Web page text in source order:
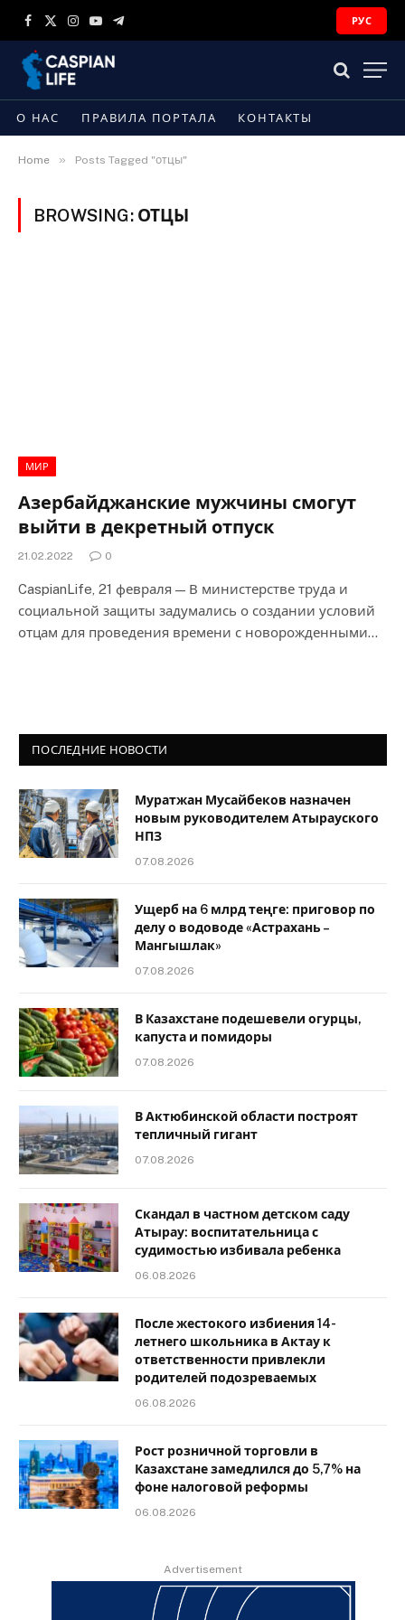
Facebook
X
Instagram
YouTubeTelegram
РУС
О НАС ПРАВИЛА ПОРТАЛА КОНТАКТЫ
Home » Posts Tagged "отцы"
BROWSING: ОТЦЫ
МИР
Азербайджанские мужчины смогут
выйти в декретный отпуск
21.02.2022 0
CaspianLife, 21 февраля — В министерстве труда и
социальной защиты задумались о создании условий
отцам для проведения времени с новорожденными…
ПОСЛЕДНИЕ НОВОСТИ
Муратжан Мусайбеков назначен
новым руководителем Атырауского
НПЗ
07.08.2026
Ущерб на 6 млрд теңге: приговор по
делу о водоводе «Астрахань –
Мангышлак»
07.08.2026
В Казахстане подешевели огурцы,
капуста и помидоры
07.08.2026
В Актюбинской области построят
тепличный гигант
07.08.2026
Скандал в частном детском саду
Атырау: воспитательница с
судимостью избивала ребенка
06.08.2026
После жестокого избиения 14-
летнего школьника в Актау к
ответственности привлекли
родителей подозреваемых
06.08.2026
Рост розничной торговли в
Казахстане замедлился до 5,7% на
фоне налоговой реформы
06.08.2026
Advertisement